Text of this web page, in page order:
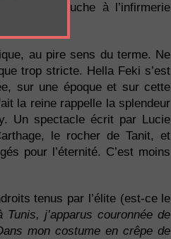
de sa couche à l’infirmerie
au pire sens du terme. Ne
trop stricte. Hella Feki s’est
sur une époque et sur cette
la reine rappelle la splendeur
Un spectacle écrit par Lucie
le rocher de Tanit, et
pour l’éternité. C’est moins
tenus par l’élite (est-ce le
j’apparus couronnée de
mon costume en crêpe de